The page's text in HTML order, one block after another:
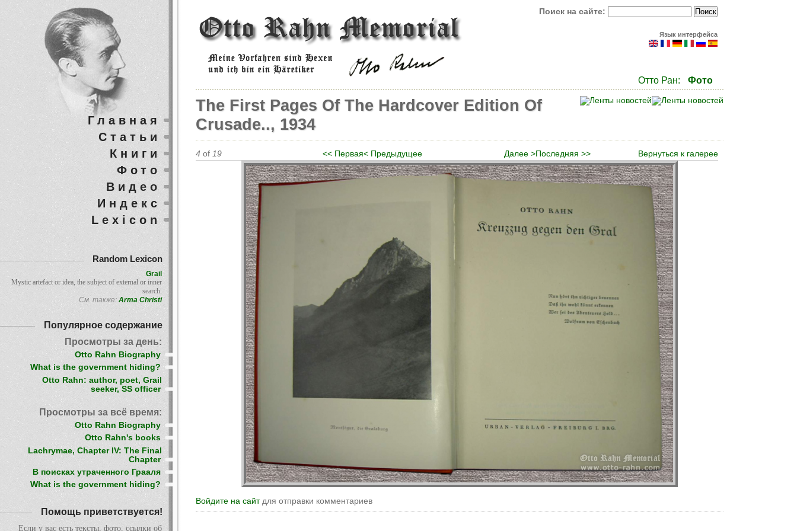
Поиск на сайте:
Язык интерфейса
Отто Ран: Фото
The First Pages Of The Hardcover Edition Of
Crusade.., 1934
4 of 19 << Первая< Предыдущее Далее >Последняя >> Вернуться к галерее
Войдите на сайтдля отправки комментариев
Главная
Статьи
Книги
Фото
Видео
Индекс
Lexicon
Random Lexicon
Grail
Mystic artefact or idea, the subject of external or inner
search.
См. также: Arma Christi
Популярное содержание
Просмотры за день:
Otto Rahn Biography
What is the government hiding?
Otto Rahn: author, poet, Grail
seeker, SS officer
Просмотры за всё время:
Otto Rahn Biography
Otto Rahn's books
Lachrymae, Chapter IV: The Final
Chapter
В поисках утраченного Грааля
What is the government hiding?
Помощь приветствуется!
Если у вас есть тексты, фото, ссылки об